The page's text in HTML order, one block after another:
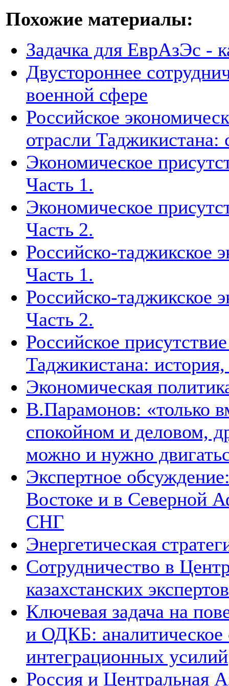
Похожие материалы:
Задачка для ЕврАзЭс -
Двустороннее
военной сфере
Российское
отрасли Таджикистана:
Экономическое
Часть 1.
Экономическое
Часть 2.
Российско-таджикское
Часть 1.
Российско-таджикское
Часть 2.
Российское
Таджикистана:
Экономическая
В.Парамонов: «только
спокойном и деловом,
можно и нужно
Экспертное
Востоке и в Северной
СНГ
Энергетическая
Сотрудничество в
казахстанских экспертов
Ключевая задача на
и ОДКБ: аналитическое
интеграционных усилий
Россия и Центральная